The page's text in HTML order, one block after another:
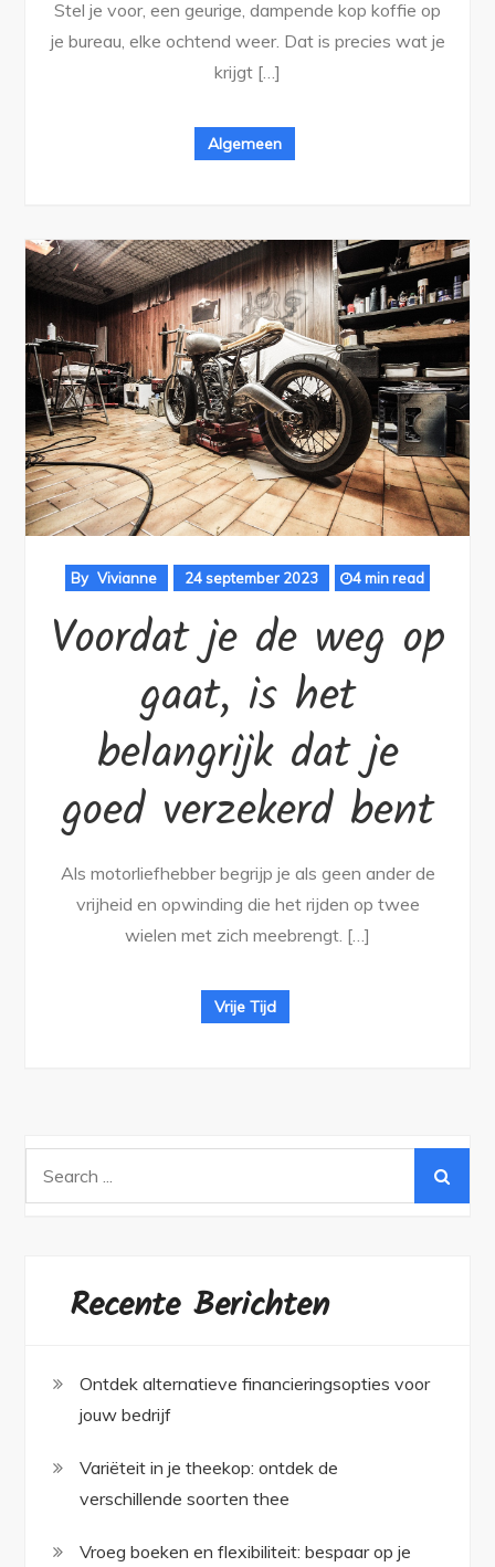
Stel je voor, een geurige, dampende kop koffie op
je bureau, elke ochtend weer. Dat is precies wat je
krijgt […]
Algemeen
By Vivianne 24 september 2023 4 min read
Voordat je de weg op
gaat, is het
belangrijk dat je
goed verzekerd bent
Als motorliefhebber begrijp je als geen ander de
vrijheid en opwinding die het rijden op twee
wielen met zich meebrengt. […]
Vrije Tijd
Recente Berichten
Ontdek alternatieve financieringsopties voor
jouw bedrijf
Variëteit in je theekop: ontdek de
verschillende soorten thee
Vroeg boeken en flexibiliteit: bespaar op je